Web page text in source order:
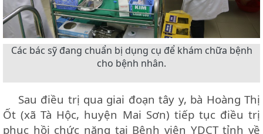
Các bác sỹ đang chuẩn bị dụng cụ để khám chữa bệnh
cho bệnh nhân.
Sau điều trị qua giai đoạn tây y, bà Hoàng Thị
Ốt (xã Tà Hộc, huyện Mai Sơn) tiếp tục điều trị
phục hồi chức năng tại Bệnh viện YDCT tỉnh về